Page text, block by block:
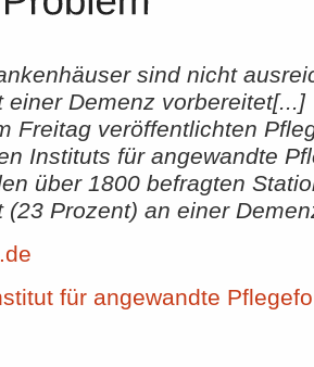
sind nicht
einer Demenz vorbereitet[...]
Freitag veröffentlichten
Instituts für angewandte
über 1800 befragten
(23 Prozent) an einer
für angewandte